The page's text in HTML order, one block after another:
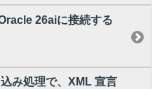
26aiに接続する
み処理で、XML 宣言